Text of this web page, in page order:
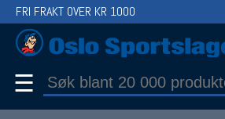
FRI FRAKT OVER KR 1000
☰